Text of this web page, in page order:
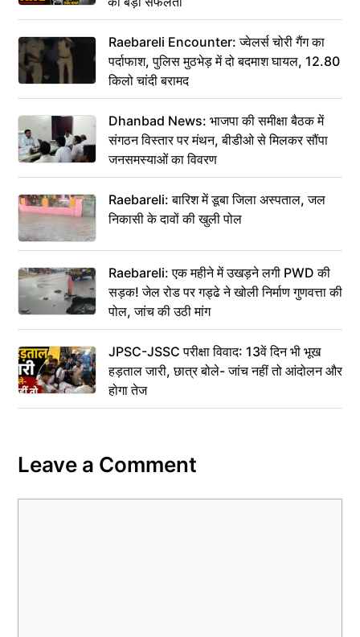
Raebareli Encounter: ज्वेलर्स चोरी गैंग का
पर्दाफाश, पुलिस मुठभेड़ में दो बदमाश घायल, 12.80
किलो चांदी बरामद
Dhanbad News: भाजपा की समीक्षा बैठक में
संगठन विस्तार पर मंथन, बीडीओ से मिलकर सौंपा
जनसमस्याओं का विवरण
Raebareli: बारिश में डूबा जिला अस्पताल, जल
निकासी के दावों की खुली पोल
Raebareli: एक महीने में उखड़ने लगी PWD की
सड़क! जेल रोड पर गड्ढे ने खोली निर्माण गुणवत्ता की
पोल, जांच की उठी मांग
JPSC-JSSC परीक्षा विवाद: 13वें दिन भी भूख
हड़ताल जारी, छात्र बोले- जांच नहीं तो आंदोलन और
होगा तेज
Leave a Comment